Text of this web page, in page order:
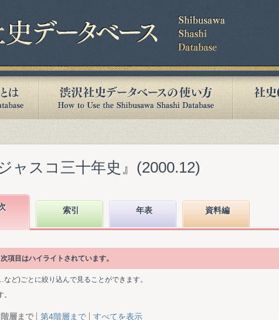
ャスコ三十年史』(2000.12)
索引 年表 資料編
項目はハイライトされています。
ど)ごとに絞り込んで見ることができます。
層まで 第4階層まで すべてを表示